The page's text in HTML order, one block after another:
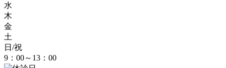
水
木
金
土
日/祝
9：00～13：00